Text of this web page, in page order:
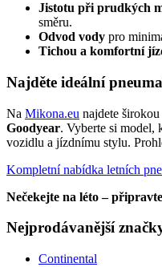
Jistotu při prudkých
směru.
Odvod vody pro
Tichou a komfortní
Najděte ideální
Na Mikona.eu najdete
Goodyear. Vyberte si model,
vozidlu a jízdnímu stylu.
Kompletní nabídka letních
Nečekejte na léto –
Nejprodávanější
Continental